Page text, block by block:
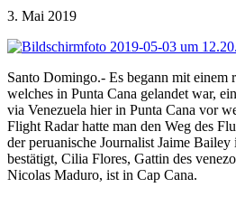
3. Mai 2019
Santo Domingo.- Es begann mit einem
welches in Punta Cana gelandet war,
via Venezuela hier in Punta Cana vor
Flight Radar hatte man den Weg des
der peruanische Journalist Jaime
bestätigt, Cilia Flores, Gattin des
Nicolas Maduro, ist in Cap Cana.